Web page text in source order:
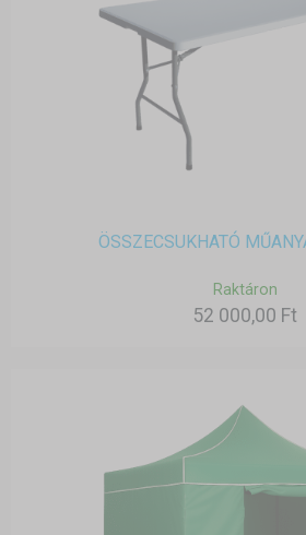
ÖSSZECSUKHATÓ
Raktáron
52 000,00 Ft